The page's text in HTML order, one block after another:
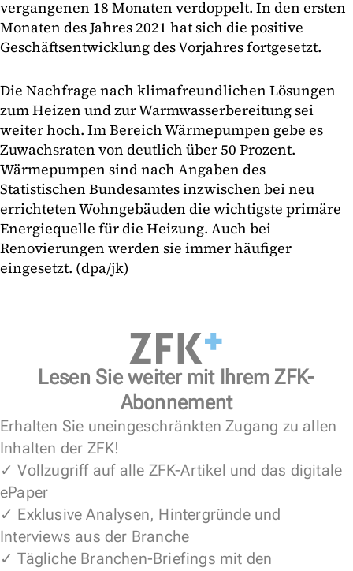
vergangenen 18 Monaten verdoppelt. In den ersten
Monaten des Jahres 2021 hat sich die positive
Geschäftsentwicklung des Vorjahres fortgesetzt.
Die Nachfrage nach klimafreundlichen Lösungen
zum Heizen und zur Warmwasserbereitung sei
weiter hoch. Im Bereich Wärmepumpen gebe es
Zuwachsraten von deutlich über 50 Prozent.
Wärmepumpen sind nach Angaben des
Statistischen Bundesamtes inzwischen bei neu
errichteten Wohngebäuden die wichtigste primäre
Energiequelle für die Heizung. Auch bei
Renovierungen werden sie immer häufiger
eingesetzt. (dpa/jk)
Lesen Sie weiter mit Ihrem ZFK-
Abonnement
Erhalten Sie uneingeschränkten Zugang zu allen
Inhalten der ZFK!
✓ Vollzugriff auf alle ZFK-Artikel und das digitale
ePaper
✓ Exklusive Analysen, Hintergründe und
Interviews aus der Branche
✓ Tägliche Branchen-Briefings mit den